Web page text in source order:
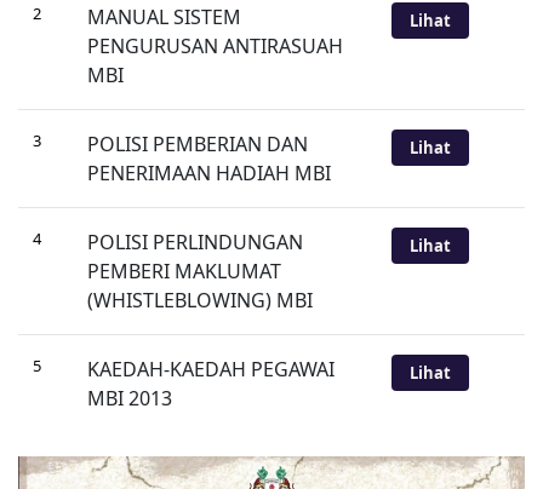
2
MANUAL SISTEM
PENGURUSAN ANTIRASUAH
MBI
Lihat
3
POLISI PEMBERIAN DAN
PENERIMAAN HADIAH MBI
Lihat
4
POLISI PERLINDUNGAN
PEMBERI MAKLUMAT
(WHISTLEBLOWING) MBI
Lihat
5
KAEDAH-KAEDAH PEGAWAI
MBI 2013
Lihat